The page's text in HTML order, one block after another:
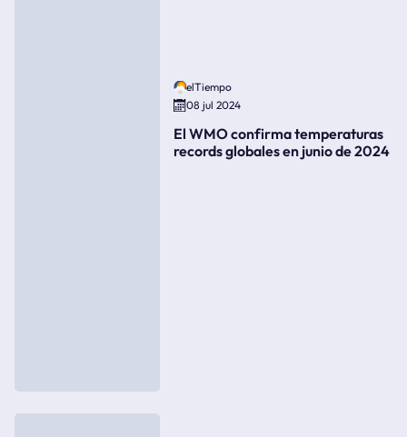
elTiempo
08 jul 2024
El WMO confirma temperaturas
records globales en junio de 2024